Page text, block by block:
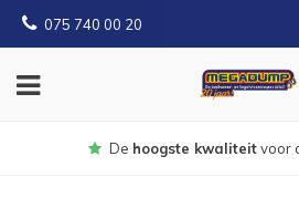
075 740 00 20
Gratisbezorgd